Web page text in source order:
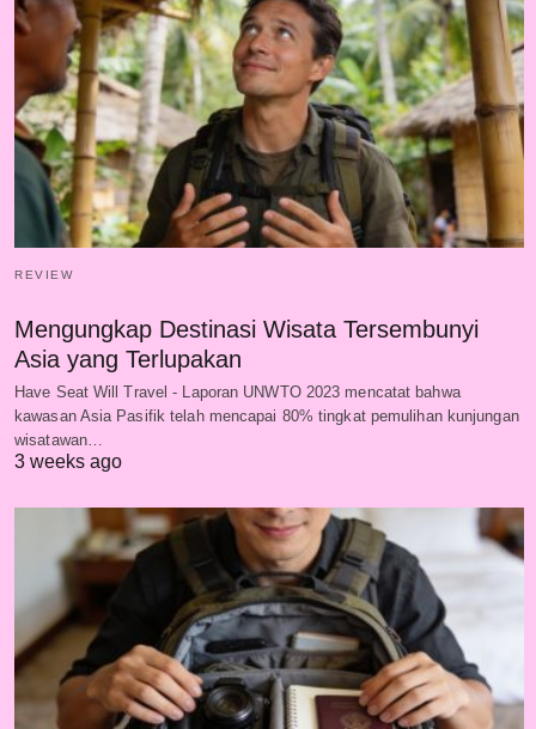
REVIEW
Mengungkap Destinasi Wisata Tersembunyi
Asia yang Terlupakan
Have Seat Will Travel - Laporan UNWTO 2023 mencatat bahwa
kawasan Asia Pasifik telah mencapai 80% tingkat pemulihan kunjungan
wisatawan…
3 weeks ago